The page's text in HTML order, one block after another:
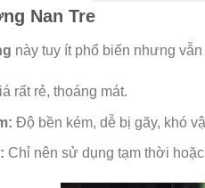
Nan Tre
này tuy ít phổ biến nhưng
rất rẻ, thoáng mát.
Độ bền kém, dễ bị gãy, khó
Chỉ nên sử dụng tạm thời